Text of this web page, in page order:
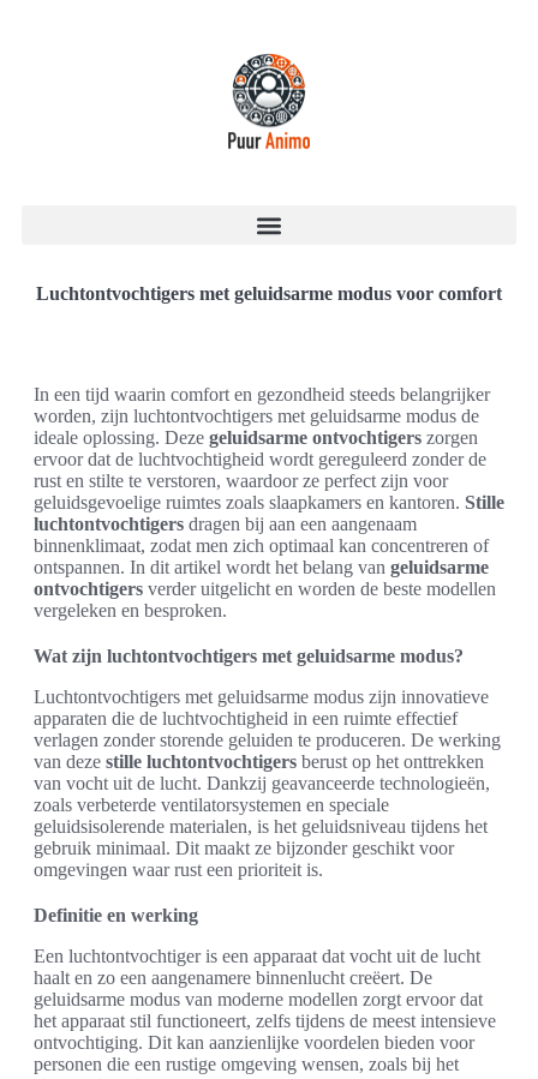
Luchtontvochtigers met geluidsarme modus voor comfort
In een tijd waarin comfort en gezondheid steeds belangrijker
worden, zijn luchtontvochtigers met geluidsarme modus de
ideale oplossing. Deze geluidsarme ontvochtigers zorgen
ervoor dat de luchtvochtigheid wordt gereguleerd zonder de
rust en stilte te verstoren, waardoor ze perfect zijn voor
geluidsgevoelige ruimtes zoals slaapkamers en kantoren. Stille
luchtontvochtigers dragen bij aan een aangenaam
binnenklimaat, zodat men zich optimaal kan concentreren of
ontspannen. In dit artikel wordt het belang van geluidsarme
ontvochtigers verder uitgelicht en worden de beste modellen
vergeleken en besproken.
Wat zijn luchtontvochtigers met geluidsarme modus?
Luchtontvochtigers met geluidsarme modus zijn innovatieve
apparaten die de luchtvochtigheid in een ruimte effectief
verlagen zonder storende geluiden te produceren. De werking
van deze stille luchtontvochtigers berust op het onttrekken
van vocht uit de lucht. Dankzij geavanceerde technologieën,
zoals verbeterde ventilatorsystemen en speciale
geluidsisolerende materialen, is het geluidsniveau tijdens het
gebruik minimaal. Dit maakt ze bijzonder geschikt voor
omgevingen waar rust een prioriteit is.
Definitie en werking
Een luchtontvochtiger is een apparaat dat vocht uit de lucht
haalt en zo een aangenamere binnenlucht creëert. De
geluidsarme modus van moderne modellen zorgt ervoor dat
het apparaat stil functioneert, zelfs tijdens de meest intensieve
ontvochtiging. Dit kan aanzienlijke voordelen bieden voor
personen die een rustige omgeving wensen, zoals bij het